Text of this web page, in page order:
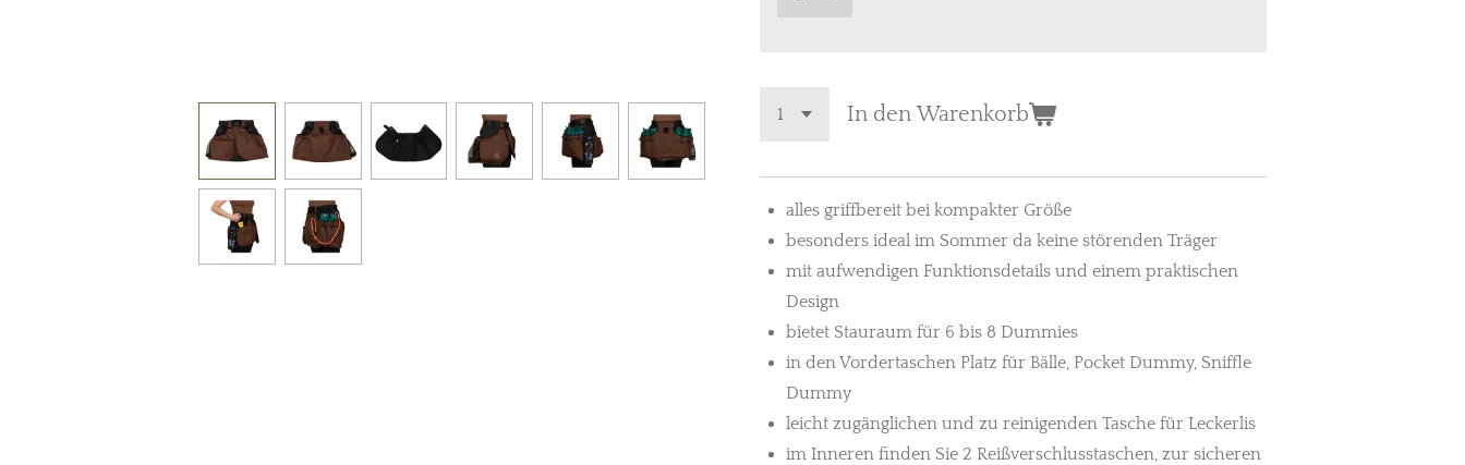
In den Warenkorb
alles griffbereit bei kompakter Größe
besonders ideal im Sommer da keine störenden Träger
mit aufwendigen Funktionsdetails und einem praktischen
Design
bietet Stauraum für 6 bis 8 Dummies
in den Vordertaschen Platz für Bälle, Pocket Dummy, Sniffle
Dummy
leicht zugänglichen und zu reinigenden Tasche für Leckerlis
im Inneren finden Sie 2 Reißverschlusstaschen, zur sicheren